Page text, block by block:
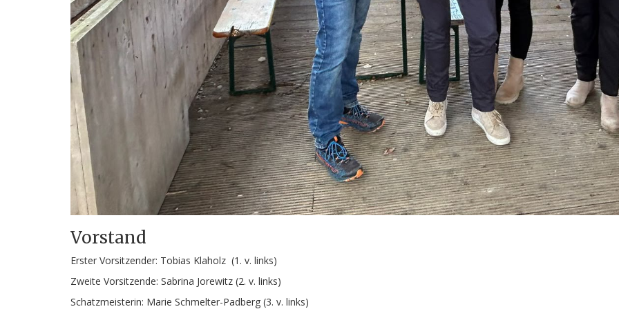
Vorstand
Erster Vorsitzender: Tobias Klaholz (1. v. links)
Zweite Vorsitzende: Sabrina Jorewitz (2. v.
Schatzmeisterin: Marie Schmelter-Padberg (3. v. links)